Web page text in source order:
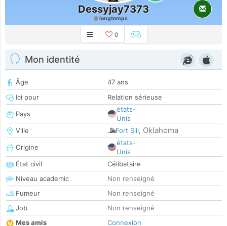
Dessyjay7373
longtemps
0
Mon identité
Âge
47 ans
Ici pour
Relation sérieuse
Pays
états-
Unis
Ville
Fort Sill, Oklahoma
Origine
états-
Unis
État civil
Célibataire
Niveau academic
Non renseigné
Fumeur
Non renseigné
Job
Non renseigné
Mes amis
Connexion